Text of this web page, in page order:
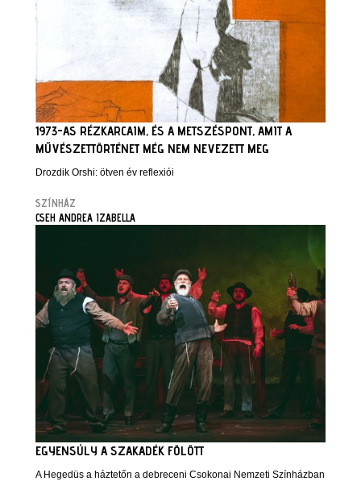
1973-AS RÉZKARCAIM, ÉS A METSZÉSPONT, AMIT A
MŰVÉSZETTÖRTÉNET MÉG NEM NEVEZETT MEG
Drozdik Orshi: ötven év reflexiói
SZÍNHÁZ
CSEH ANDREA IZABELLA
EGYENSÚLY A SZAKADÉK FÖLÖTT
A Hegedüs a háztetőn a debreceni Csokonai Nemzeti Színházban